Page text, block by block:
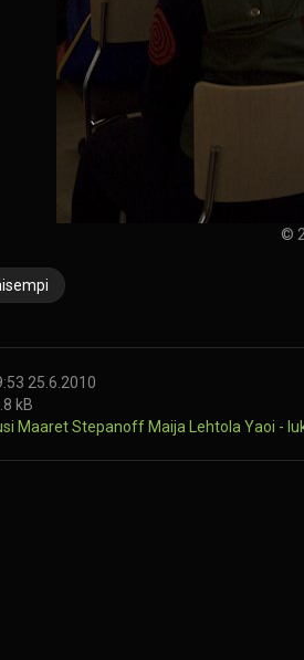
©
25.6.2010
kB
Maaret Stepanoff Maija Lehtola Yaoi -